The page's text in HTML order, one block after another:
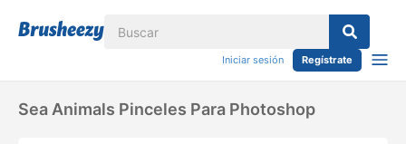
Iniciar sesión Regístrate
Sea Animals Pinceles Para Photoshop